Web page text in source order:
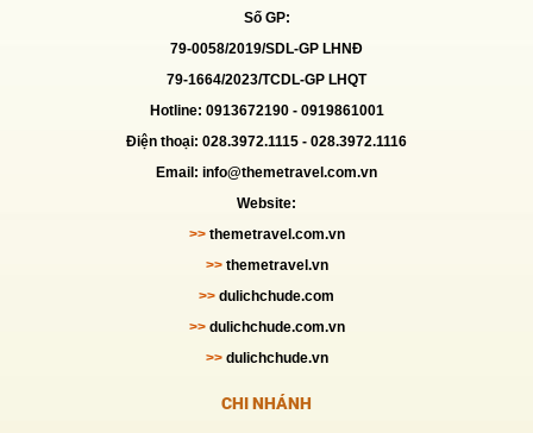
291,000 VNĐ
TOUR NHA TRANG 3N3D
Giá:3,489,000 VNĐ
TOUR ĐẢO BÌNH BA-BÌNH HƯNG-BÌNH
TIÊN 2N2Đ
Giá:2,598,000 VNĐ
TOUR PHÚ YÊN 3N3Đ Ô TÔ
Giá:3,790,000 VNĐ
Số GP:
79-0058/2019/SDL-GP LHNĐ
79-1664/2023/TCDL-GP LHQT
Hotline: 0913672190 - 0919861001
Điện thoại: 028.3972.1115 - 028.3972.1116
Email: info@themetravel.com.vn
Website:
>> themetravel.com.vn
>> themetravel.vn
>> dulichchude.com
>> dulichchude.com.vn
>> dulichchude.vn
CHI NHÁNH